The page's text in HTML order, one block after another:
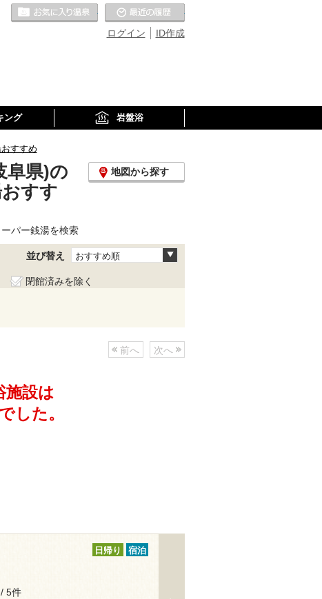
ID作成
ログイン
お気に入りの温泉
ング 岩盤浴
すすめ
阜県)の
すす
地図から探す
パー銭湯を検索
並び替え おすすめ順
閉館済みを除く
前へ 次へ
施設は
した。
日帰り 宿泊
/ 5件